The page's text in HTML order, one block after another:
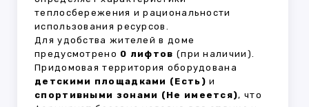
теплосбережения и рациональности
использования ресурсов.
Для удобства жителей в доме
предусмотрено 0 лифтов (при наличии).
Придомовая территория оборудована
детскими площадками (Есть) и
спортивными зонами (Не имеется), что